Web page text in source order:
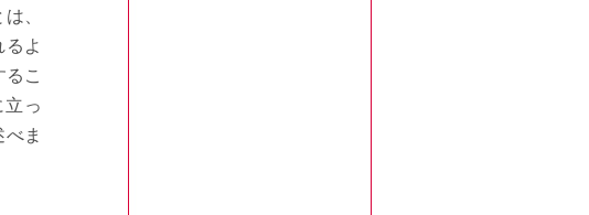
、
よ
こ
っ
ま